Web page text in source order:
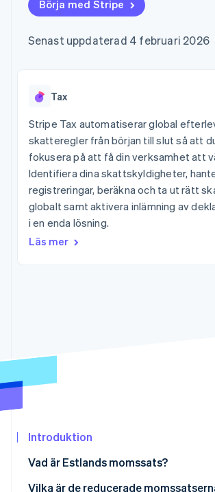
Link
Financial Connections
Stripe
Mer
Product roadmap
Se vad som kommer härnäst
Radar
Bedrägeribekämpning
Bolagsbildning för startups
Climate
Plattformar
Kreatörsekonomi
Spel
Besöksnäring, resor
och fritid
Försäkringsbolag
Media och
underhållning
Ideella organisationer
Offentlig sektor
Hantera abonnemang
användningsbaserad
fakturering
stödda kort
Resurser
Appintegrationer
Kodexempel
API-status
Företag
Sessions årliga
Karriärer
Kontakt
Kontakta säljteamet
Bli partner
Börja med Stripe
Senast uppdaterad 4 februari 2026
Tax
Stripe Tax automatiserar global
skatteregler från början till slut så att
fokusera på att få din verksamhet att
Identifiera dina skattskyldigheter,
registreringar, beräkna och ta ut rätt
globalt samt aktivera inlämning av
i en enda lösning.
Läs mer
Introduktion
Vad är Estlands momssats?
Vilka är de reducerade